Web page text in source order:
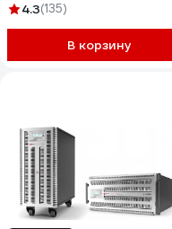
4.3(135)
В корзину